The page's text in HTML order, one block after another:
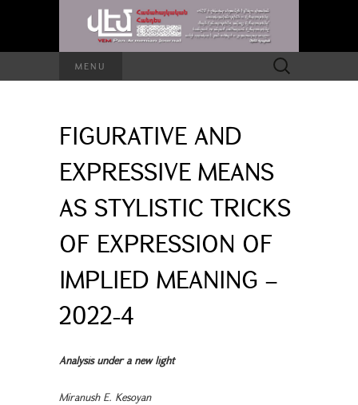
MENU
Search
for:
FIGURATIVE AND
EXPRESSIVE MEANS
AS STYLISTIC TRICKS
OF EXPRESSION OF
IMPLIED MEANING –
2022-4
Analysis under a new light
Miranush E. Kesoyan